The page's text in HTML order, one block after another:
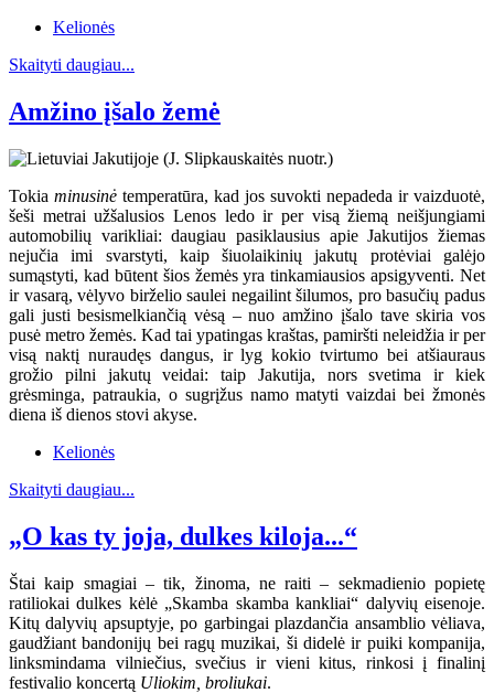
Kelionės
Skaityti daugiau...
Amžino įšalo žemė
Tokia minusinė temperatūra, kad jos suvokti nepadeda ir vaizduotė,
šeši metrai užšalusios Lenos ledo ir per visą žiemą neišjungiami
automobilių varikliai: daugiau pasiklausius apie Jakutijos žiemas
nejučia imi svarstyti, kaip šiuolaikinių jakutų protėviai galėjo
sumąstyti, kad būtent šios žemės yra tinkamiausios apsigyventi. Net
ir vasarą, vėlyvo birželio saulei negailint šilumos, pro basučių padus
gali justi besismelkiančią vėsą – nuo amžino įšalo tave skiria vos
pusė metro žemės. Kad tai ypatingas kraštas, pamiršti neleidžia ir per
visą naktį nuraudęs dangus, ir lyg kokio tvirtumo bei atšiauraus
grožio pilni jakutų veidai: taip Jakutija, nors svetima ir kiek
grėsminga, patraukia, o sugrįžus namo matyti vaizdai bei žmonės
diena iš dienos stovi akyse.
Kelionės
Skaityti daugiau...
„O kas ty joja, dulkes kiloja...“
Štai kaip smagiai – tik, žinoma, ne raiti – sekmadienio popietę
ratiliokai dulkes kėlė „Skamba skamba kankliai“ dalyvių eisenoje.
Kitų dalyvių apsuptyje, po garbingai plazdančia ansamblio vėliava,
gaudžiant bandonijų bei ragų muzikai, ši didelė ir puiki kompanija,
linksmindama vilniečius, svečius ir vieni kitus, rinkosi į finalinį
festivalio koncertą Uliokim, broliukai.